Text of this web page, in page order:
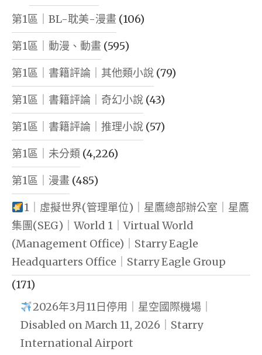
第1區｜BL-耽美-漫畫 (106)
第1區｜動漫、動畫 (595)
第1區｜書籍評論｜其他類小說 (79)
第1區｜書籍評論｜奇幻小說 (43)
第1區｜書籍評論｜推理小說 (57)
第1區｜未分類 (4,226)
第1區｜漫畫 (485)
1｜虛擬世界(管理單位)｜星鷹總部辦公室｜星鷹
集團(SEG)｜World 1｜Virtual World
(Management Office)｜Starry Eagle
Headquarters Office｜Starry Eagle Group
(171)
2026年3月11日停用｜星空國際機場｜
Disabled on March 11, 2026｜Starry
International Airport